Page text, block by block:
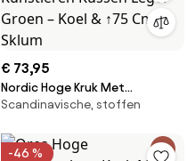
€ 73,95
Nordic Hoge Kruk Met
Kunstleren Kussen Leger Groen
Scandinavische, stoffen
-46 %